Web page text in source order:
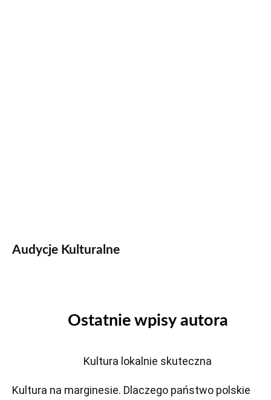
Audycje Kulturalne
Ostatnie wpisy autora
Kultura lokalnie skuteczna
Kultura na marginesie. Dlaczego państwo polskie